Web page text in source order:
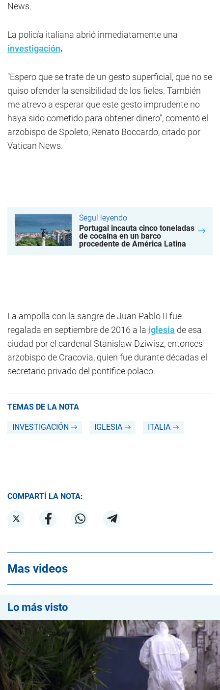
News.
La policía italiana abrió inmediatamente una
investigación.
"Espero que se trate de un gesto superficial, que no se
quiso ofender la sensibilidad de los fieles. También
me atrevo a esperar que este gesto imprudente no
haya sido cometido para obtener dinero", comentó el
arzobispo de Spoleto, Renato Boccardo, citado por
Vatican News.
Seguí leyendo
Portugal incauta cinco toneladas
de cocaína en un barco
procedente de América Latina
La ampolla con la sangre de Juan Pablo II fue
regalada en septiembre de 2016 a la iglesia de esa
ciudad por el cardenal Stanislaw Dziwisz, entonces
arzobispo de Cracovia, quien fue durante décadas el
secretario privado del pontífice polaco.
TEMAS DE LA NOTA
INVESTIGACIÓN IGLESIA ITALIA
COMPARTÍ LA NOTA:
Mas videos
Lo más visto